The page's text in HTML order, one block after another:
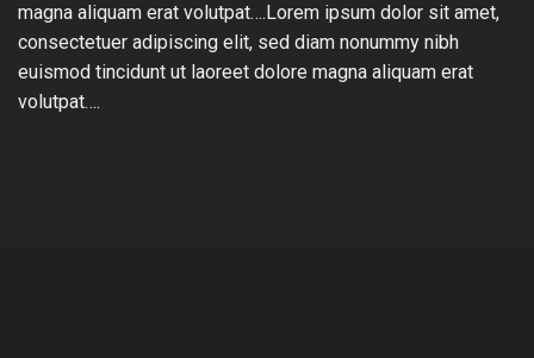
magna aliquam erat volutpat….Lorem ipsum dolor sit amet,
consectetuer adipiscing elit, sed diam nonummy nibh
euismod tincidunt ut laoreet dolore magna aliquam erat
volutpat….